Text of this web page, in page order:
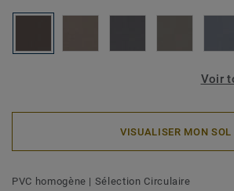
Voir
VISUALISER MON SOL
PVC homogène | Sélection Circulaire